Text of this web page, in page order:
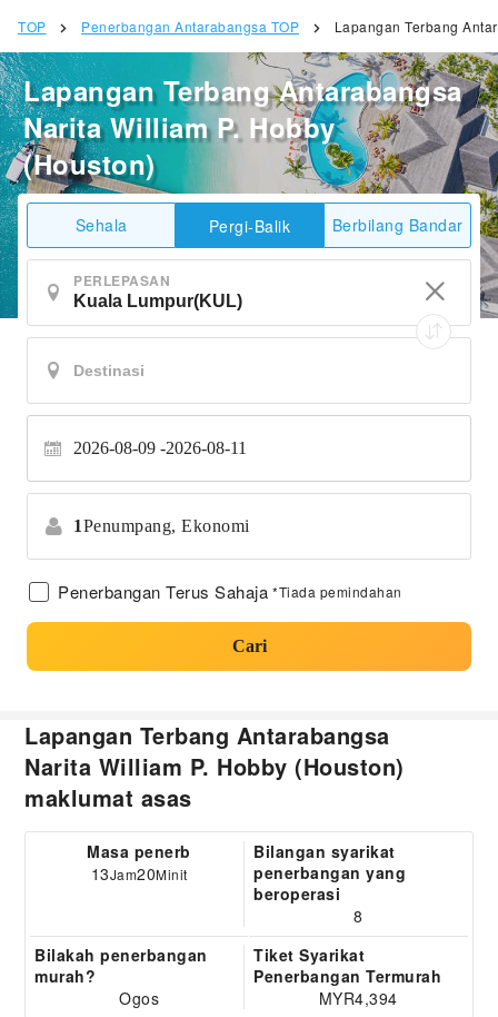
TOP Penerbangan Antarabangsa TOP Lapangan Terbang
Lapangan Terbang Antarabangsa
Narita William P. Hobby
(Houston)
Sehala Pergi-Balik Berbilang Bandar
PERLEPASAN
2026-08-09 2026-08-11
1Penumpang, Ekonomi
Penerbangan Terus Sahaja *Tiada pemindahan
Cari
Lapangan Terbang Antarabangsa
Narita William P. Hobby (Houston)
maklumat asas
Masa penerb
13Jam20Minit
Bilangan syarikat
penerbangan yang
beroperasi
8
Bilakah penerbangan
murah?
Ogos
Tiket Syarikat
Penerbangan Termurah
MYR4,394